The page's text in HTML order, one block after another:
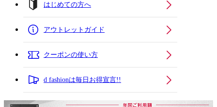
はじめての方へ
アウトレットガイド
クーポンの使い方
d fashionは毎日お得宣言!!